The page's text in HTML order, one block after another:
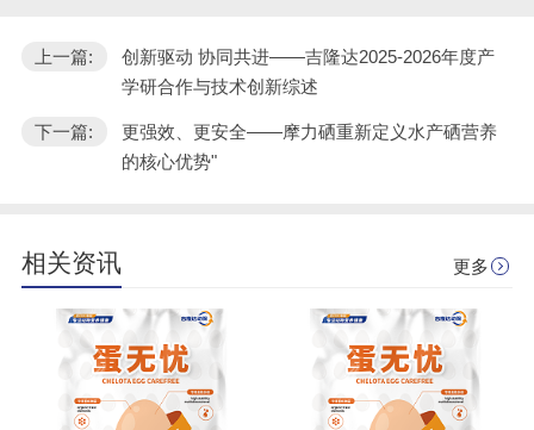
上一篇:
创新驱动 协同共进——吉隆达2025-2026年度产
学研合作与技术创新综述
下一篇:
更强效、更安全——摩力硒重新定义水产硒营养
的核心优势"
相关资讯 更多